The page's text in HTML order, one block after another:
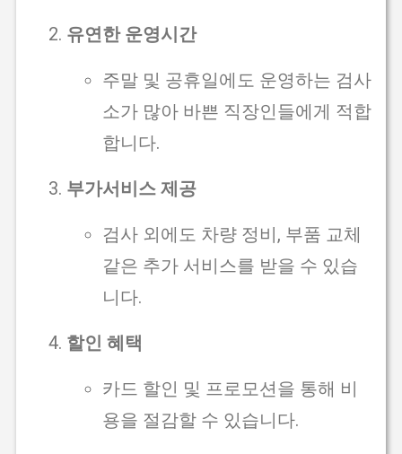
유연한 운영시간
주말 및 공휴일에도 운영하는 검사
소가 많아 바쁜 직장인들에게 적합
합니다.
부가서비스 제공
검사 외에도 차량 정비, 부품 교체
같은 추가 서비스를 받을 수 있습
니다.
할인 혜택
카드 할인 및 프로모션을 통해 비
용을 절감할 수 있습니다.